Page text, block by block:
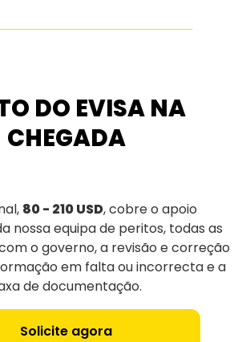
DO EVISA NA
CHEGADA
80 - 210 USD, cobre o apoio
nossa equipa de peritos, todas as
o governo, a revisão e correção
em falta ou incorrecta e a
de documentação.
Solicite agora